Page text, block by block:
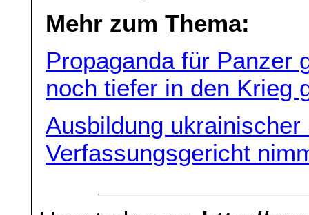
Mehr zum Thema:
Propaganda für Panzer
noch tiefer in den Krieg
Ausbildung
Verfassungsgericht